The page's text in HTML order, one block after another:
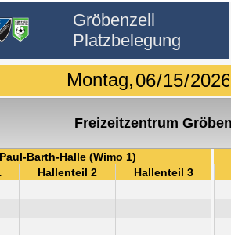
Gröbenzell
Platzbelegung
Montag,
Freizeitzentrum
Paul-Barth-Halle (Wimo 1)
Hallenteil 2 Hallenteil 3